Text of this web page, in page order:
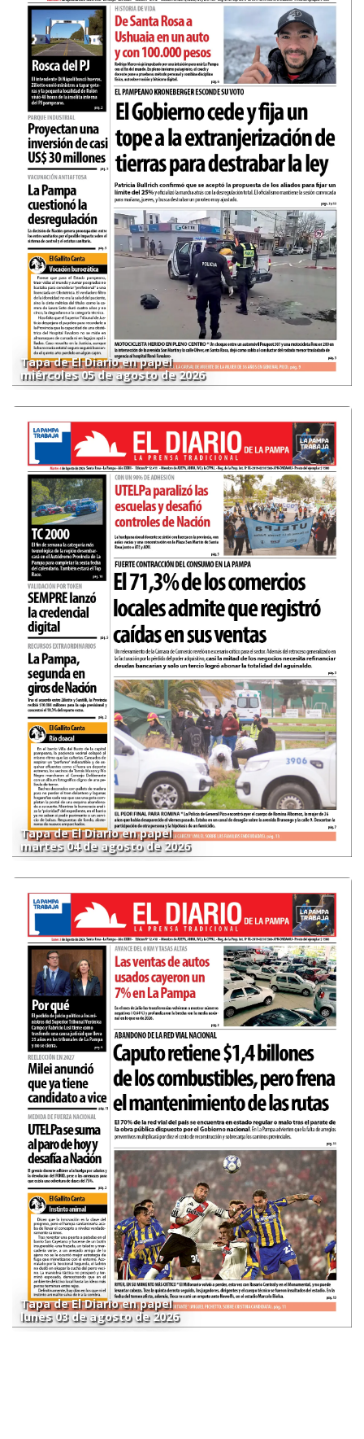
Tapa de El Diario en papel
miércoles 05 de agosto de 2026
Tapa de El Diario en papel
martes 04 de agosto de 2026
Tapa de El Diario en papel
lunes 03 de agosto de 2026